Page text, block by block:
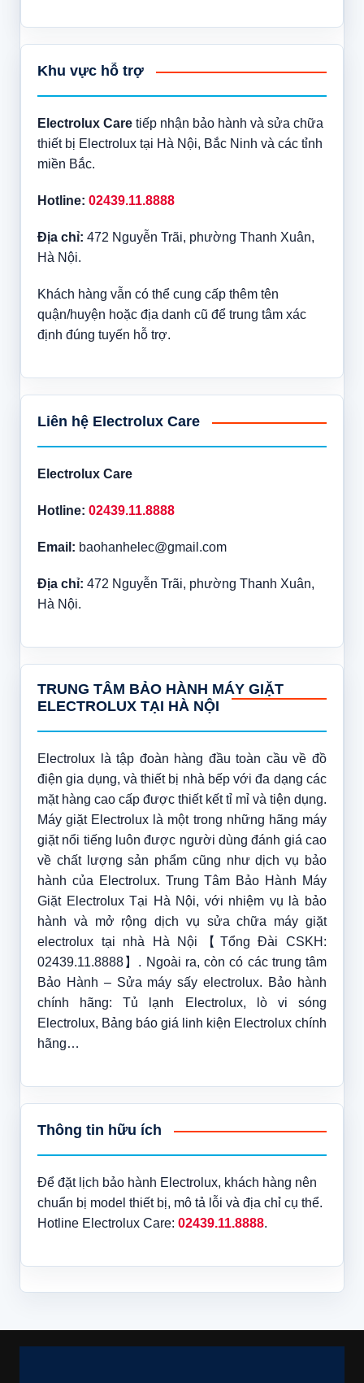
Khu vực hỗ trợ
Electrolux Caretiếp nhận bảo hành và sửa chữa
thiết bị Electrolux tại Hà Nội, Bắc Ninh và các tỉnh
miền Bắc.
Hotline: 02439.11.8888
Địa chỉ: 472 Nguyễn Trãi, phường Thanh Xuân,
Hà Nội.
Khách hàng vẫn có thể cung cấp thêm tên
quận/huyện hoặc địa danh cũ để trung tâm xác
định đúng tuyến hỗ trợ.
Liên hệ Electrolux Care
Electrolux Care
Hotline: 02439.11.8888
Email: baohanhelec@gmail.com
Địa chỉ: 472 Nguyễn Trãi, phường Thanh Xuân,
Hà Nội.
TRUNG TÂM BẢO HÀNH MÁY GIẶT
ELECTROLUX TẠI HÀ NỘI
Electrolux là tập đoàn hàng đầu toàn cầu về đồ
điện gia dụng, và thiết bị nhà bếp với đa dạng các
mặt hàng cao cấp được thiết kết tỉ mỉ và tiện dụng.
Máy giặt Electrolux là một trong những hãng máy
giặt nổi tiếng luôn được người dùng đánh giá cao
về chất lượng sản phẩm cũng như dịch vụ bảo
hành của Electrolux. Trung Tâm Bảo Hành Máy
Giặt Electrolux Tại Hà Nội, với nhiệm vụ là bảo
hành và mở rộng dịch vụ sửa chữa máy giặt
electrolux tại nhà Hà Nội【Tổng Đài CSKH:
02439.11.8888】. Ngoài ra, còn có các trung tâm
Bảo Hành – Sửa máy sấy electrolux. Bảo hành
chính hãng: Tủ lạnh Electrolux, lò vi sóng
Electrolux, Bảng báo giá linh kiện Electrolux chính
hãng…
Thông tin hữu ích
Để đặt lịch bảo hành Electrolux, khách hàng nên
chuẩn bị model thiết bị, mô tả lỗi và địa chỉ cụ thể.
Hotline Electrolux Care: 02439.11.8888.